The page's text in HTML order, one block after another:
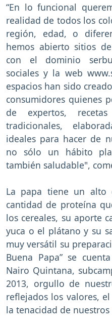
“En lo funcional
realidad de todos los
región, edad, o
hemos abierto sitios
con el dominio
sociales y la web
espacios han sido
consumidores quienes
de expertos,
tradicionales,
ideales para hacer de
no sólo un hábito
también saludable",
La papa tiene un alto
cantidad de proteína
los cereales, su aporte
yuca o el plátano y su
muy versátil su
Buena Papa” se
Nairo Quintana,
2013, orgullo de
reflejados los valores,
la tenacidad de